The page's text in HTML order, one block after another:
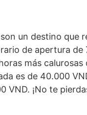
un destino que
de apertura de
más calurosas
es de 40.000
VND. ¡No te